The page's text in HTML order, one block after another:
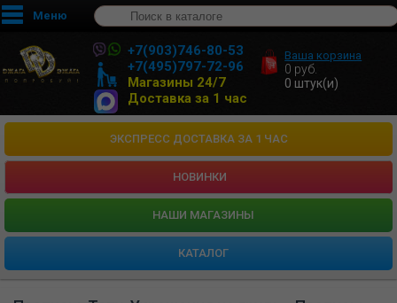
Меню
+7(903)746-80-53
+7(495)797-72-96
Магазины 24/7
Доставка за 1 час
Ваша корзина
0 руб.
0 штук(и)
ЭКСПРЕСС ДОСТАВКА ЗА 1 ЧАС
НОВИНКИ
HАШИ МАГАЗИНЫ
КАТАЛОГ